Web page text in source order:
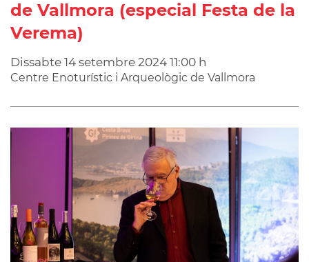
de Vallmora (especial Festa de la
Verema)
Dissabte 14 setembre 2024 11:00 h
Centre Enoturístic i Arqueològic de Vallmora